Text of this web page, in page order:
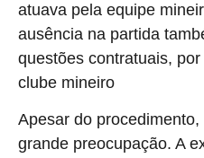
atuava pela equipe
ausência na partida
questões contratuais,
clube mineiro
Apesar do
grande preocupação. A